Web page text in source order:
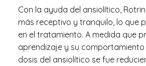
Con la ayuda del ansiolítico
más receptivo y tranquilo lo que
en el tratamiento. A medida que
aprendizaje y su comportamiento
dosis del ansiolítico se fue